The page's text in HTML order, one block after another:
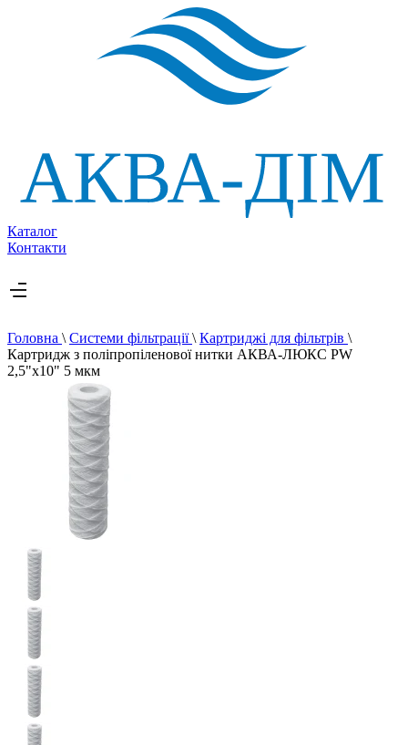
Каталог
Контакти
Головна \ Системи фільтрації\ Картриджі для фільтрів \
Картридж з поліпропіленової нитки АКВА-ЛЮКС PW
2,5"x10" 5 мкм